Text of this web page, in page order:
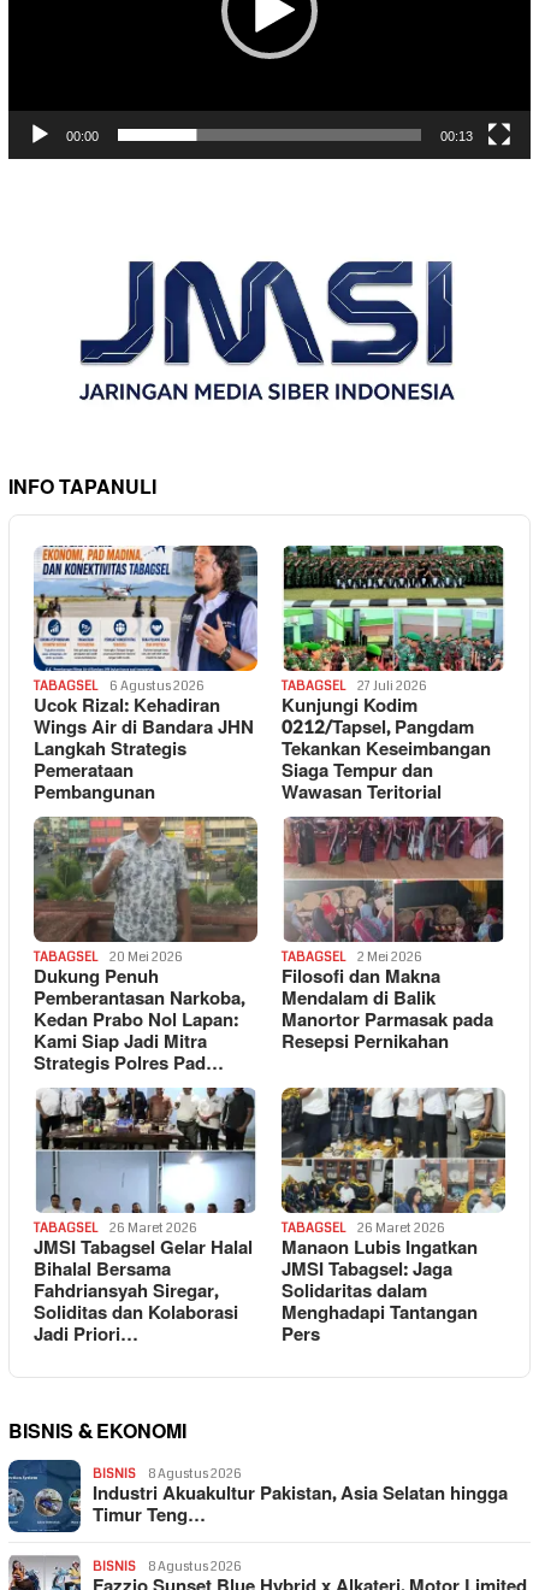
00:00 00:13
INFO TAPANULI
TABAGSEL 6 Agustus 2026
Ucok Rizal: Kehadiran
Wings Air di Bandara JHN
Langkah Strategis
Pemerataan
Pembangunan
TABAGSEL 27 Juli 2026
Kunjungi Kodim
0212/Tapsel, Pangdam
Tekankan Keseimbangan
Siaga Tempur dan
Wawasan Teritorial
TABAGSEL 20 Mei 2026
Dukung Penuh
Pemberantasan Narkoba,
Kedan Prabo Nol Lapan:
Kami Siap Jadi Mitra
Strategis Polres Pad…
TABAGSEL 2 Mei 2026
Filosofi dan Makna
Mendalam di Balik
Manortor Parmasak pada
Resepsi Pernikahan
TABAGSEL 26 Maret 2026
JMSI Tabagsel Gelar Halal
Bihalal Bersama
Fahdriansyah Siregar,
Soliditas dan Kolaborasi
Jadi Priori…
TABAGSEL 26 Maret 2026
Manaon Lubis Ingatkan
JMSI Tabagsel: Jaga
Solidaritas dalam
Menghadapi Tantangan
Pers
BISNIS & EKONOMI
BISNIS 8 Agustus 2026
Industri Akuakultur Pakistan, Asia Selatan hingga
Timur Teng…
BISNIS 8 Agustus 2026